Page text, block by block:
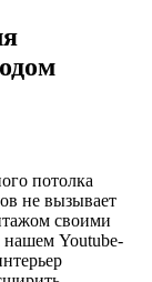
потолка
не вызывает
своими
нашем Youtube-